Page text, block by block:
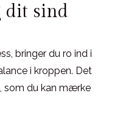
dit sind
bringer du ro ind i
i kroppen. Det
som du kan mærke